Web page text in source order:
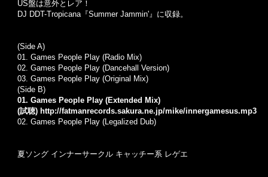
US盤は意外とレア！
DJ DDT-Tropicana『Summer Jammin'』に収録。
(Side A)
01. Games People Play (Radio Mix)
02. Games People Play (Dancehall Version)
03. Games People Play (Original Mix)
(Side B)
01. Games People Play (Extended Mix)
(試聴) http://fatmanrecords.sakura.ne.jp/mike/innergamesus.mp3
02. Games People Play (Legalized Dub)
夏ソング インナーサークル キャッチー系 レゲエ